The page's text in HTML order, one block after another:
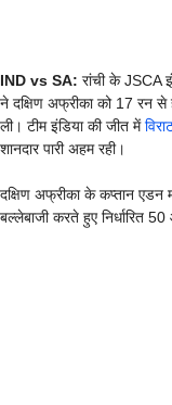
IND vs SA: रांची के JSCA
ने दक्षिण अफ्रीका को 17 रन
ली। टीम इंडिया की जीत में
शानदार पारी अहम रही।
दक्षिण अफ्रीका के कप्तान एडन
बल्लेबाजी करते हुए निर्धारित